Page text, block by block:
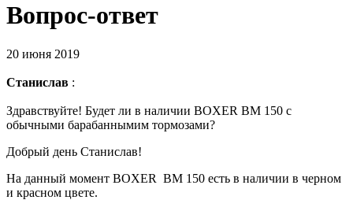
Вопрос-ответ
20 июня 2019
Станислав :
Здравствуйте! Будет ли в наличии BOXER BM 150 с
обычными барабаннымим тормозами?
Добрый день Станислав!
На данный момент BOXER BM 150 есть в наличии в черном
и красном цвете.